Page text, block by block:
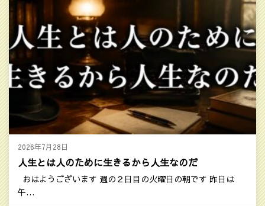
2026年7月28日
人生とは人のために生きるから人生なのだ
おはようございます 週の２日目の火曜日の朝です 昨日は
午…